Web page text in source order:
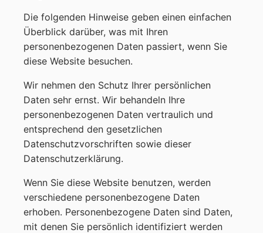
Die folgenden Hinweise geben einen einfachen
Überblick darüber, was mit Ihren
personenbezogenen Daten passiert, wenn Sie
diese Website besuchen.
Wir nehmen den Schutz Ihrer persönlichen
Daten sehr ernst. Wir behandeln Ihre
personenbezogenen Daten vertraulich und
entsprechend den gesetzlichen
Datenschutzvorschriften sowie dieser
Datenschutzerklärung.
Wenn Sie diese Website benutzen, werden
verschiedene personenbezogene Daten
erhoben. Personenbezogene Daten sind Daten,
mit denen Sie persönlich identifiziert werden